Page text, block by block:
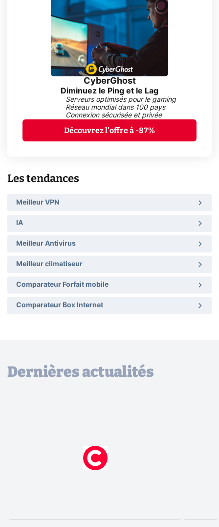
CyberGhost
Diminuez le Ping et le Lag
Serveurs optimisés pour le gaming
Réseau mondial dans 100 pays
Connexion sécurisée et privée
Découvrez l'offre à -87%
Les tendances
Meilleur VPN
IA
Meilleur Antivirus
Meilleur climatiseur
Comparateur Forfait mobile
Comparateur Box Internet
Dernières actualités